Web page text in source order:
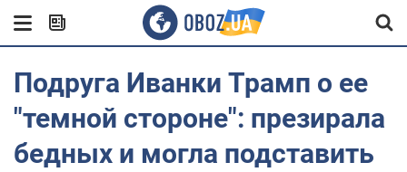
Подруга Иванки Трамп о ее
"темной стороне": презирала
бедных и могла подставить